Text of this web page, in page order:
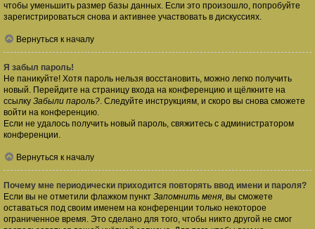
чтобы уменьшить размер базы данных. Если это произошло, попробуйте
зарегистрироваться снова и активнее участвовать в дискуссиях.
Вернуться к началу
Я забыл пароль!
Не паникуйте! Хотя пароль нельзя восстановить, можно легко получить
новый. Перейдите на страницу входа на конференцию и щёлкните на
ссылку Забыли пароль?. Следуйте инструкциям, и скоро вы снова сможете
войти на конференцию.
Если не удалось получить новый пароль, свяжитесь с администратором
конференции.
Вернуться к началу
Почему мне периодически приходится повторять ввод имени и пароля?
Если вы не отметили флажком пункт Запомнить меня, вы сможете
оставаться под своим именем на конференции только некоторое
ограниченное время. Это сделано для того, чтобы никто другой не смог